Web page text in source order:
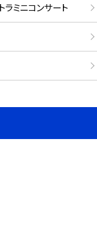
ミニコンサート